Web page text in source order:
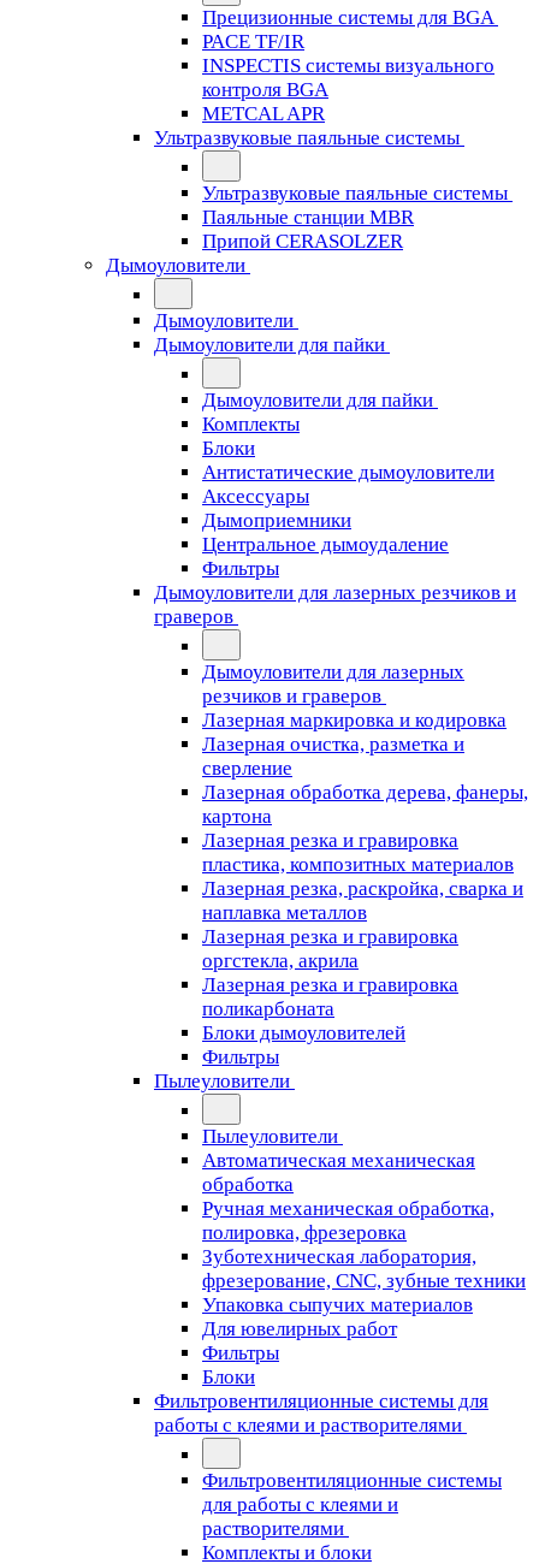
Прецизионные системы для BGA
PACE TF/IR
INSPECTIS системы визуального
контроля BGA
METCAL APR
Ультразвуковые паяльные системы
Ультразвуковые паяльные системы
Паяльные станции MBR
Припой CERASOLZER
Дымоуловители
Дымоуловители
Дымоуловители для пайки
Дымоуловители для пайки
Комплекты
Блоки
Антистатические дымоуловители
Аксессуары
Дымоприемники
Центральное дымоудаление
Фильтры
Дымоуловители для лазерных резчиков и
граверов
Дымоуловители для лазерных
резчиков и граверов
Лазерная маркировка и кодировка
Лазерная очистка, разметка и
сверление
Лазерная обработка дерева, фанеры,
картона
Лазерная резка и гравировка
пластика, композитных материалов
Лазерная резка, раскройка, сварка и
наплавка металлов
Лазерная резка и гравировка
оргстекла, акрила
Лазерная резка и гравировка
поликарбоната
Блоки дымоуловителей
Фильтры
Пылеуловители
Пылеуловители
Автоматическая механическая
обработка
Ручная механическая обработка,
полировка, фрезеровка
Зуботехническая лаборатория,
фрезерование, CNC, зубные техники
Упаковка сыпучих материалов
Для ювелирных работ
Фильтры
Блоки
Фильтровентиляционные системы для
работы с клеями и растворителями
Фильтровентиляционные системы
для работы с клеями и
растворителями
Комплекты и блоки